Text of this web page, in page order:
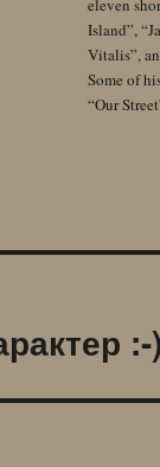
eleven
Island”,
Vitalis”,
Some of
“Our
:-)